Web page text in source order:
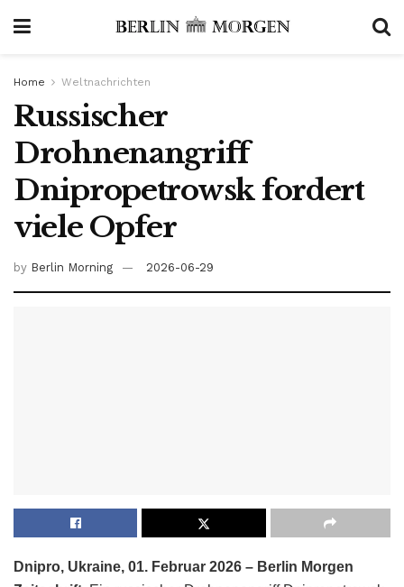
Home Weltnachrichten
Russischer
Drohnenangriff
Dnipropetrowsk fordert
viele Opfer
by Berlin Morning 2026-06-29
Dnipro, Ukraine, 01. Februar 2026 – Berlin Morgen